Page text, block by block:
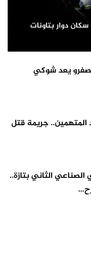
دوار بتاونات
يعد شوكي
المتهمين.. جريمة قتل
الثاني بتازة..